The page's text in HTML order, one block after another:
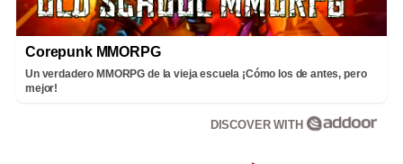
Corepunk MMORPG
Un verdadero MMORPG de la vieja escuela ¡Cómo los de antes, pero
mejor!
DISCOVER WITH